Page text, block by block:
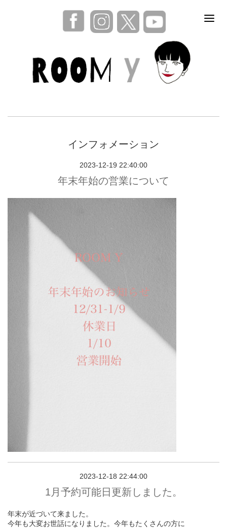
インフォメーション
2023-12-19 22:40:00
年末年始の営業について
2023-12-18 22:44:00
1月予約可能日更新しました。
年末が近づいて来ました。
今年も大変お世話になりました。今年もたくさんの方に